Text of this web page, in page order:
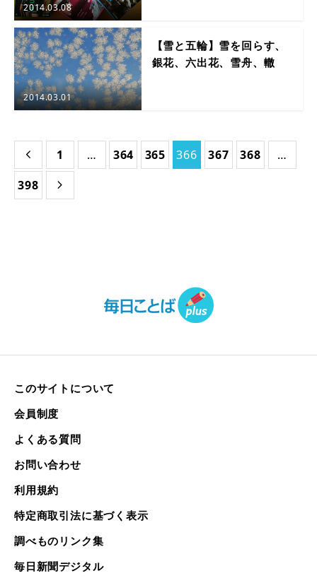
2014.03.08
2014.03.01
【雪と五輪】雪を回らす、
銀花、六出花、雪舟、轍
 1 … 364 365 366 367 368
…
398

このサイトについて
会員制度
よくある質問
お問い合わせ
利用規約
特定商取引法に基づく表示
調べものリンク集
毎日新聞デジタル